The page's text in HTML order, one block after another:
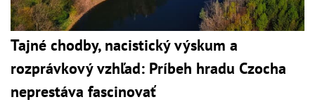
Tajné chodby, nacistický výskum a
rozprávkový vzhľad: Príbeh hradu Czocha
neprestáva fascinovať